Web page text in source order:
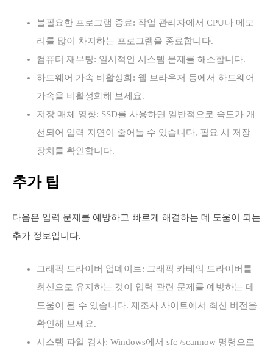
불필요한 프로그램 종료: 작업 관리자에서 CPU나 메모
리를 많이 차지하는 프로그램을 종료합니다.
컴퓨터 재부팅: 일시적인 시스템 문제를 해소합니다.
하드웨어 가속 비활성화: 웹 브라우저 등에서 하드웨어
가속을 비활성화해 보세요.
저장 매체 영향: SSD를 사용하면 일반적으로 속도가 개
선되어 입력 지연이 줄어들 수 있습니다. 필요 시 저장
장치를 확인합니다.
추가 팁
다음은 입력 문제를 예방하고 빠르게 해결하는 데 도움이 되는
추가 정보입니다.
그래픽 드라이버 업데이트: 그래픽 카테의 드라이버를
최신으로 유지하는 것이 입력 관련 문제를 예방하는 데
도움이 될 수 있습니다. 제조사 사이트에서 최신 버전을
확인해 보세요.
시스템 파일 검사: Windows에서 sfc /scannow 명령으로